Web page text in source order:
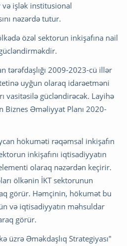
işlək institusional
nəzərdə tutur.
özəl sektorun inkişafına nail
tərəfdaşlığı 2009-2023-cü illər
uyğun olaraq idarəetməni
vasitəsilə gücləndirəcək. Layihə
Biznes Əməliyyat Planı 2020-
hökuməti rəqəmsal inkişafın
inkişafını iqtisadiyyatın
olaraq nəzərdən keçirir.
ölkənin İKT sektorunun
görür. Həmçinin, hökumət bu
və iqtisadiyyatın məhsuldar
görür.
üzrə Əməkdaşlıq Strategiyası"